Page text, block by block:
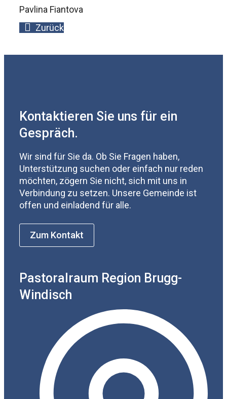
Pavlina Fiantova
Zurück
Kontaktieren Sie uns für ein
Gespräch.
Wir sind für Sie da. Ob Sie Fragen haben,
Unterstützung suchen oder einfach nur reden
möchten, zögern Sie nicht, sich mit uns in
Verbindung zu setzen. Unsere Gemeinde ist
offen und einladend für alle.
Zum Kontakt
Pastoralraum Region Brugg-
Windisch